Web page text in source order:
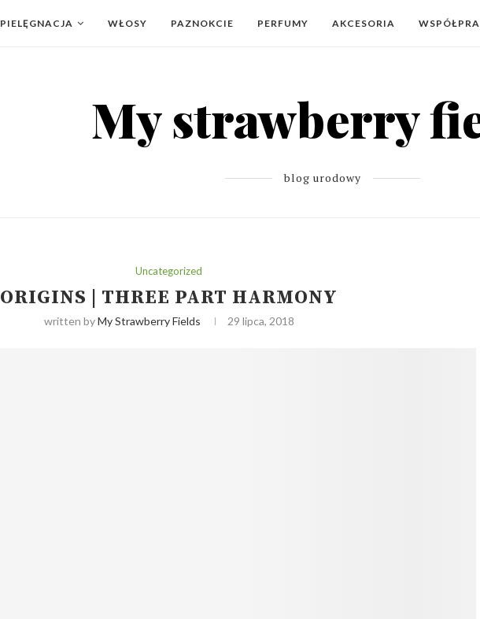
PIELĘGNACJA WŁOSY PAZNOKCIE PERFUMY AKCESORIA
blog urodowy
Uncategorized
ORIGINS | THREE PART HARMONY
written byMy Strawberry Fields 29 lipca, 2018